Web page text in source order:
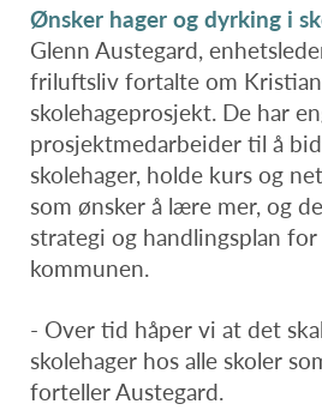
Ønsker hager og dyrking i
Glenn Austegard,
friluftsliv fortalte om
skolehageprosjekt. De har
prosjektmedarbeider til å
skolehager, holde kurs og
som ønsker å lære mer, og
strategi og handlingsplan
kommunen.
- Over tid håper vi at det
skolehager hos alle skoler
forteller Austegard.